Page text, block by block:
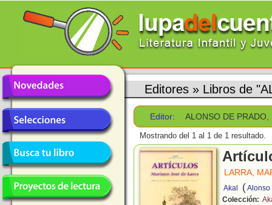
Editores » Libros de
Editor: ALONSO DE PRADO,
Mostrando del 1 al 1 de 1 resultado.
LARRA,
Akal (Alonso
Colección: